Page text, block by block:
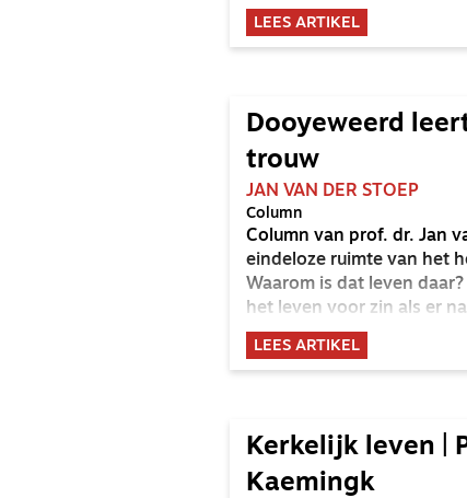
LHB’ers in de kerken.
LEES ARTIKEL
Dooyeweerd
trouw
JAN VAN DER STOEP
Column
Column van prof. dr. Jan
eindeloze ruimte van het
Waarom is dat leven
het leven voor zin als er
LEES ARTIKEL
Kerkelijk leven |
Kaemingk